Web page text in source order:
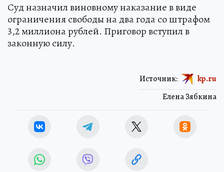
Суд назначил виновному наказание в виде
ограничения свободы на два года со штрафом
3,2 миллиона рублей. Приговор вступил в
законную силу.
Елена Зябкина
Источник: kp.ru